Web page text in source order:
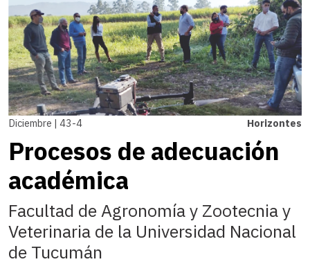
Diciembre | 43-4 Horizontes
Procesos de adecuación
académica
Facultad de Agronomía y Zootecnia y
Veterinaria de la Universidad Nacional
de Tucumán